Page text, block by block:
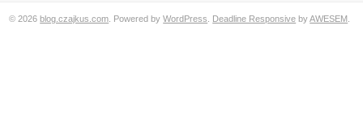
© 2026blog.czajkus.com . Powered byWordPress Deadline Responsive byAWESEM